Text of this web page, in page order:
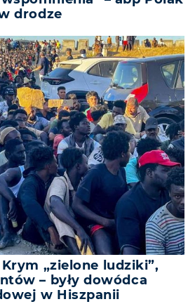
drodze
Krym „zielone ludziki”,
– były dowódca
w Hiszpanii